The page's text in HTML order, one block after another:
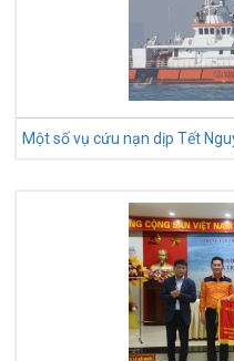
Một số vụ cứu nạn dịp Tết